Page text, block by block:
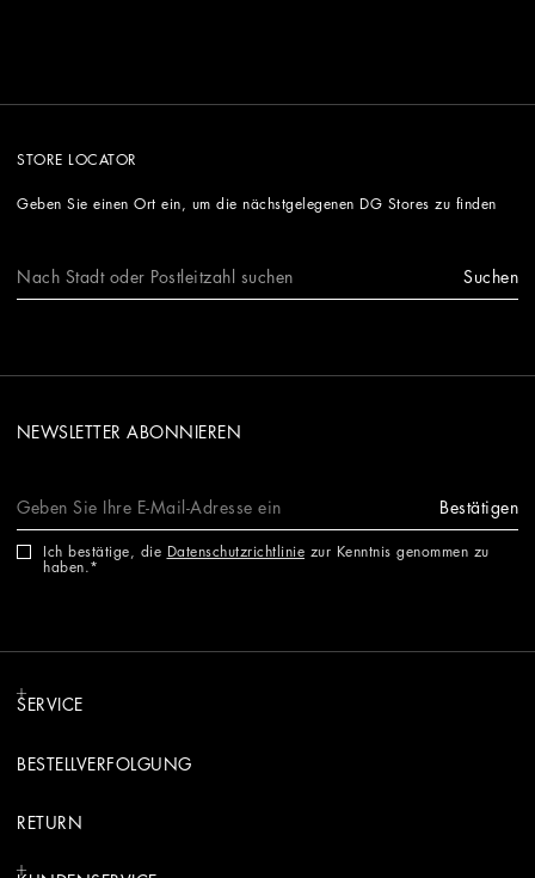
STORE LOCATOR
Geben Sie einen Ort ein, um die nächstgelegenen DG Stores zu finden
Suchen
NEWSLETTER ABONNIEREN
Bestätigen
Ich bestätige, die Datenschutzrichtlinie zur Kenntnis genommen zu
haben.
SERVICE
BESTELLVERFOLGUNG
RETURN